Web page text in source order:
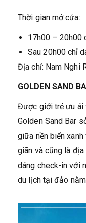
Thời gian mở cửa:
17h00 – 20h00
Sau 20h00 chỉ
Địa chỉ: Nam Nghi
GOLDEN SAND
Được giới trẻ ưu ái
Golden Sand Bar
giữa nền biển
giãn và cũng là
dáng check-in với
du lịch tại đảo